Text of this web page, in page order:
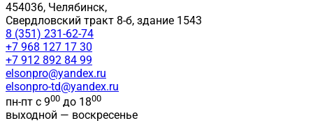
454036, Челябинск,
Свердловский тракт 8-б, здание 1543
8 (351) 231-62-74
+7 968 127 17 30
+7 912 892 84 99
elsonpro@yandex.ru
elsonpro-td@yandex.ru
пн-пт с 900 до 1800
выходной — воскресенье